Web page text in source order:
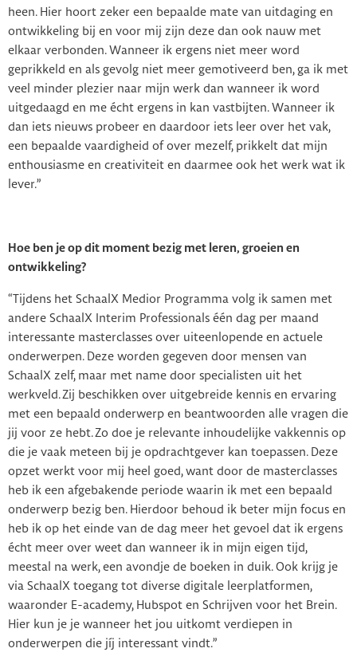
heen. Hier hoort zeker een bepaalde mate van uitdaging en
ontwikkeling bij en voor mij zijn deze dan ook nauw met
elkaar verbonden. Wanneer ik ergens niet meer word
geprikkeld en als gevolg niet meer gemotiveerd ben, ga ik met
veel minder plezier naar mijn werk dan wanneer ik word
uitgedaagd en me écht ergens in kan vastbijten. Wanneer ik
dan iets nieuws probeer en daardoor iets leer over het vak,
een bepaalde vaardigheid of over mezelf, prikkelt dat mijn
enthousiasme en creativiteit en daarmee ook het werk wat ik
lever.”
Hoe ben je op dit moment bezig met leren, groeien en
ontwikkeling?
“Tijdens het SchaalX Medior Programma volg ik samen met
andere SchaalX Interim Professionals één dag per maand
interessante masterclasses over uiteenlopende en actuele
onderwerpen. Deze worden gegeven door mensen van
SchaalX zelf, maar met name door specialisten uit het
werkveld. Zij beschikken over uitgebreide kennis en ervaring
met een bepaald onderwerp en beantwoorden alle vragen die
jij voor ze hebt. Zo doe je relevante inhoudelijke vakkennis op
die je vaak meteen bij je opdrachtgever kan toepassen. Deze
opzet werkt voor mij heel goed, want door de masterclasses
heb ik een afgebakende periode waarin ik met een bepaald
onderwerp bezig ben. Hierdoor behoud ik beter mijn focus en
heb ik op het einde van de dag meer het gevoel dat ik ergens
écht meer over weet dan wanneer ik in mijn eigen tijd,
meestal na werk, een avondje de boeken in duik. Ook krijg je
via SchaalX toegang tot diverse digitale leerplatformen,
waaronder E-academy, Hubspot en Schrijven voor het Brein.
Hier kun je je wanneer het jou uitkomt verdiepen in
onderwerpen die jíj interessant vindt.”